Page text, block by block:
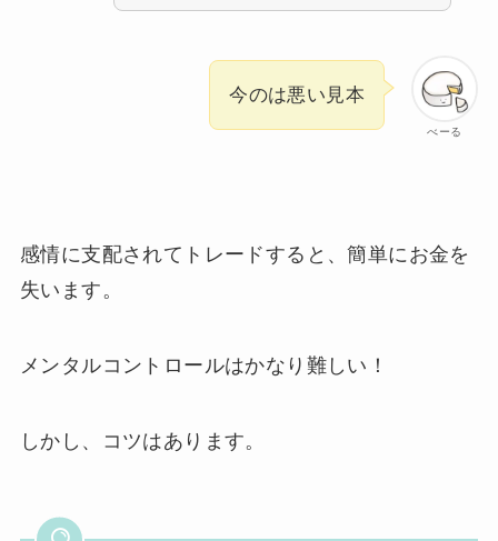
べーる
今のは悪い見本
感情に支配されてトレードすると、簡単にお金を
失います。
メンタルコントロールはかなり難しい！
しかし、コツはあります。